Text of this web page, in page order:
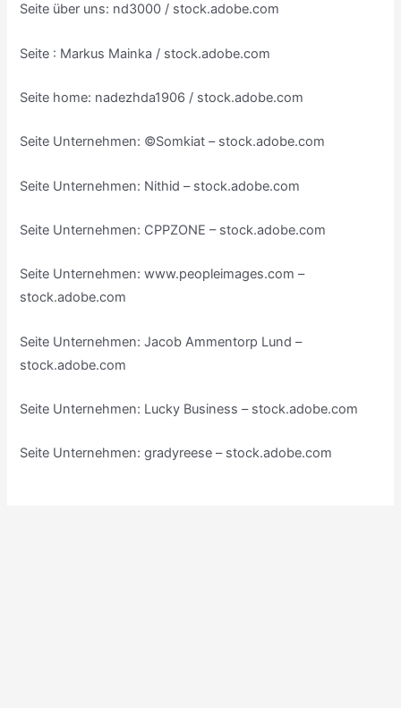
Seite über uns: nd3000 / stock.adobe.com
Seite : Markus Mainka / stock.adobe.com
Seite home: nadezhda1906 / stock.adobe.com
Seite Unternehmen: ©Somkiat – stock.adobe.com
Seite Unternehmen: Nithid – stock.adobe.com
Seite Unternehmen: CPPZONE – stock.adobe.com
Seite Unternehmen: www.peopleimages.com –
stock.adobe.com
Seite Unternehmen: Jacob Ammentorp Lund –
stock.adobe.com
Seite Unternehmen: Lucky Business – stock.adobe.com
Seite Unternehmen: gradyreese – stock.adobe.com